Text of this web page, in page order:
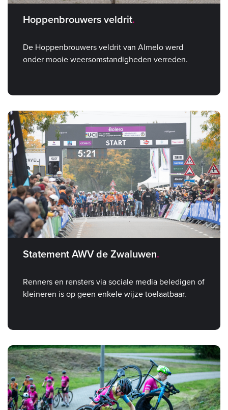
Hoppenbrouwers veldrit
De Hoppenbrouwers veldrit van Almelo werd
onder mooie weersomstandigheden verreden.
Statement AWV de Zwaluwen
Renners en rensters via sociale media beledigen of
kleineren is op geen enkele wijze toelaatbaar.